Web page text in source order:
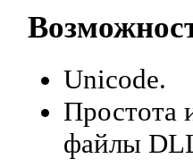
Unicode.
Простота
файлы